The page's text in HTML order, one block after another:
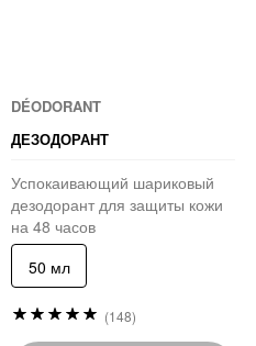
DÉODORANT
ДЕЗОДОРАНТ
Успокаивающий шариковый
дезодорант для защиты кожи
на 48 часов
50 мл
Рейтинг: (148)